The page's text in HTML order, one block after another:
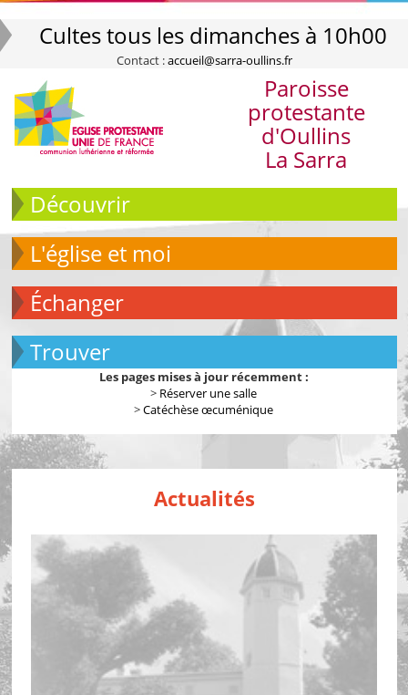
Cultes tous les dimanches à 10h00
Contact :accueil@sarra-oullins.fr
Paroisse
protestante
d'Oullins
La Sarra
Découvrir
L'église et moi
échanger
Trouver
Les pages mises à jour récemment :
> Réserver une salle
>Catéchèse œcuménique
Actualités